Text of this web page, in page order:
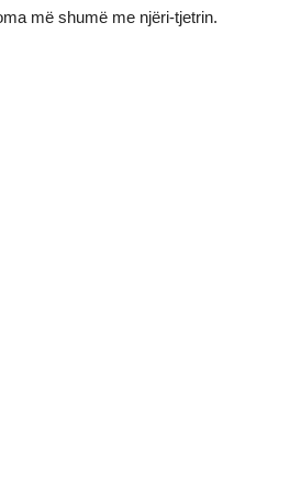
më shumë me njëri-tjetrin.